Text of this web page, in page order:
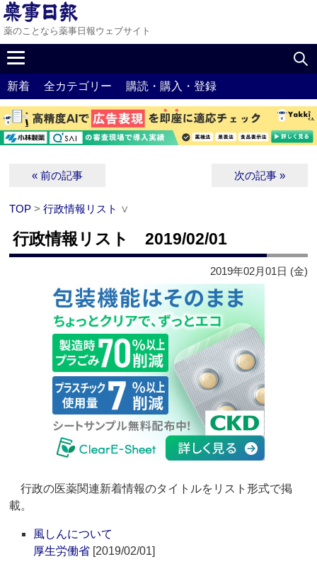
薬のことなら薬事日報ウェブサイト
新着 全カテゴリー 購読・購入・登録
« 前の記事 次の記事 »
TOP >行政情報リスト ∨
行政情報リスト 2019/02/01
2019年02月01日 (金)
行政の医薬関連新着情報のタイトルをリスト形式で掲
載。
風しんについて
厚生労働省 [2019/02/01]